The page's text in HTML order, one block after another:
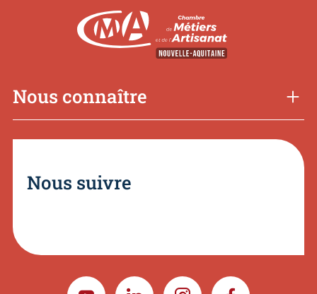
Nous connaître
Nous suivre